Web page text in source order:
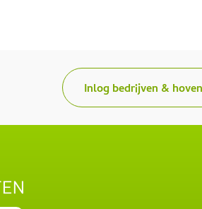
gekocht. Netjes thuis bezorgd.
De communicatie met Prosman
Planten verliep fijn. Ik kom weer
terug voor andere bomen /
Inlog bedrijven &